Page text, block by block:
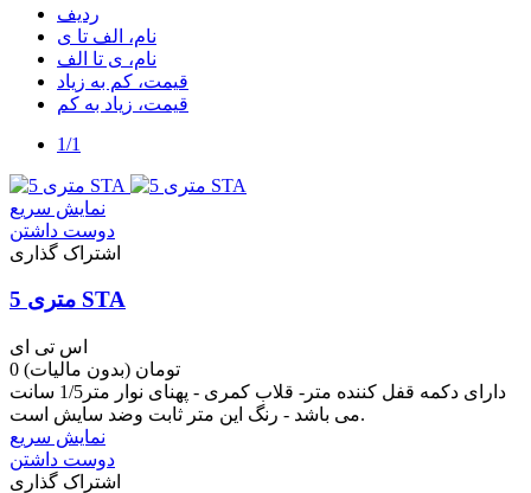
ردیف
نام، الف تا ی
نام، ی تا الف
قیمت، کم به زیاد
قیمت، زیاد به کم
1/1
نمایش سریع
دوست داشتن
اشتراک گذاری
5 متری STA
اس تی ای
0 تومان (بدون مالیات)
دارای دکمه قفل کننده متر- قلاب کمری - پهنای نوار متر1/5 سانت
می باشد - رنگ این متر ثابت وضد سایش است.
نمایش سریع
دوست داشتن
اشتراک گذاری